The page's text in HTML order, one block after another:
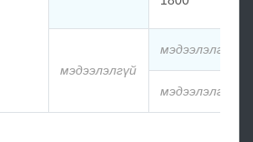
мэдээлэлгүй
мэдээлэлгүй
мэдээлэлгүй